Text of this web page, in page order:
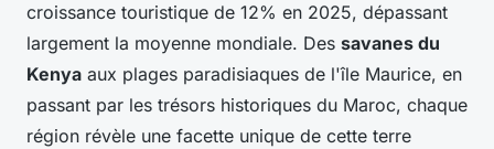
croissance touristique de 12% en 2025, dépassant
largement la moyenne mondiale. Des savanes du
Kenya aux plages paradisiaques de l'île Maurice, en
passant par les trésors historiques du Maroc, chaque
région révèle une facette unique de cette terre